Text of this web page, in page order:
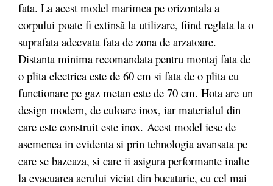
fata. La acest model marimea pe orizontala a
corpului poate fi extinsă la utilizare, fiind reglata la o
suprafata adecvata fata de zona de arzatoare.
Distanta minima recomandata pentru montaj fata de
o plita electrica este de 60 cm si fata de o plita cu
functionare pe gaz metan este de 70 cm. Hota are un
design modern, de culoare inox, iar materialul din
care este construit este inox. Acest model iese de
asemenea in evidenta si prin tehnologia avansata pe
care se bazeaza, si care ii asigura performante inalte
la evacuarea aerului viciat din bucatarie, cu cel mai